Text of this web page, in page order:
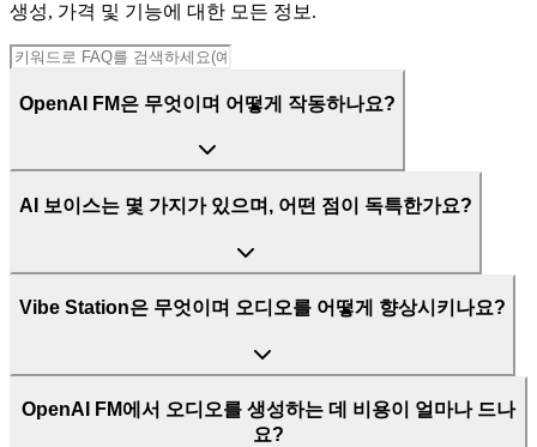
생성, 가격 및 기능에 대한 모든 정보.
OpenAI FM은 무엇이며 어떻게 작동하나요?
AI 보이스는 몇 가지가 있으며, 어떤 점이 독특한가요?
Vibe Station은 무엇이며 오디오를 어떻게 향상시키나요?
OpenAI FM에서 오디오를 생성하는 데 비용이 얼마나 드나
요?